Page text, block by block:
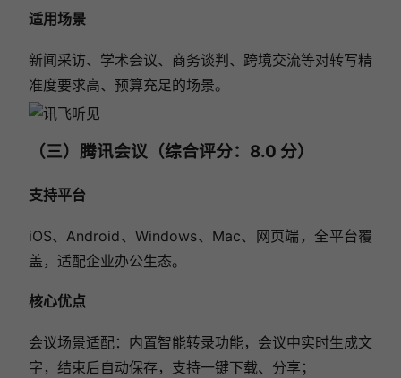
适用场景
新闻采访、学术会议、商务谈判、跨境交流等对转写精
准度要求高、预算充足的场景。
（三）腾讯会议（综合评分：8.0 分）
支持平台
iOS、Android、Windows、Mac、网页端，全平台覆
盖，适配企业办公生态。
核心优点
会议场景适配：内置智能转录功能，会议中实时生成文
字，结束后自动保存，支持一键下载、分享；